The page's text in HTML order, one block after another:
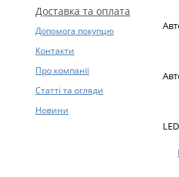
Доставка та оплата
Допомога покупцю
Контакти
Про компанії
Статті та огляди
Новини